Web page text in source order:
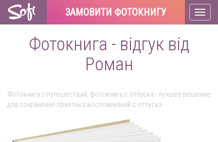
ЗАМОВИТИ ФОТОКНИГУ
Фотокнига - відгук від
Роман
Фотокнига с путешествий, фотокнига с отпуска - лучшее решение
для сохранение приятных воспоминаний с отпуска